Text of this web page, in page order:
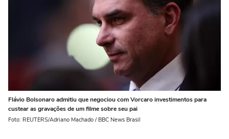
Flávio Bolsonaro admitiu que negociou com Vorcaro investimentos para
custear as gravações de um filme sobre seu pai
Foto: REUTERS/Adriano Machado / BBC News Brasil